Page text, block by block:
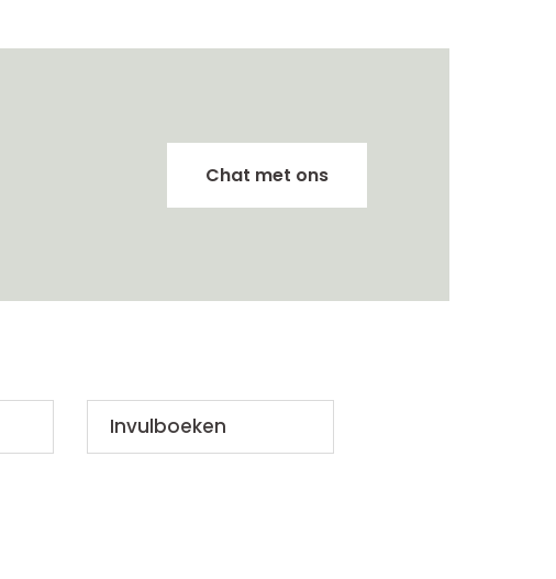
Chat met ons
Invulboeken